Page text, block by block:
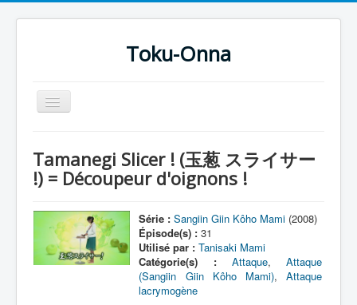
Toku-Onna
Basculer
la
Toku-Actrices
Séries
Films
Tamanegi Slicer ! (玉葱 スライサー
!) = Découpeur d'oignons !
Série : Sangiin Giin Kôho Mami (2008)
Épisode(s) : 31
Utilisé par : Tanisaki Mami
Catégorie(s) :
Attaque,Attaque
(Sangiin Giin Kôho Mami),Attaque
lacrymogène